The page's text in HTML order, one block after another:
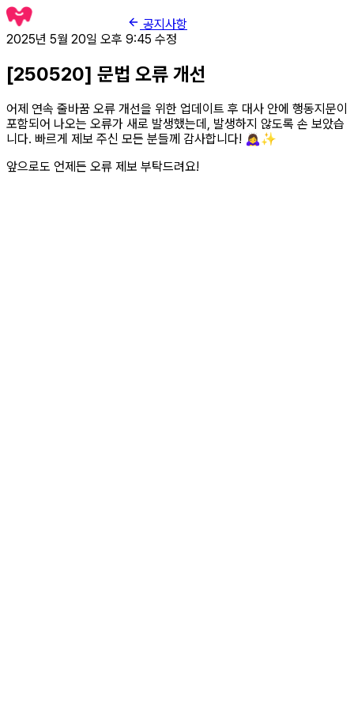
공지사항
2025년 5월 20일 오후 9:45 수정
[250520] 문법 오류 개선
어제 연속 줄바꿈 오류 개선을 위한 업데이트 후 대사 안에 행동지문이
포함되어 나오는 오류가 새로 발생했는데, 발생하지 않도록 손 보았습
니다. 빠르게 제보 주신 모든 분들께 감사합니다! 🙇‍♀️✨
앞으로도 언제든 오류 제보 부탁드려요!